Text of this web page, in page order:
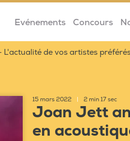
Evénements Concours
L'actualité de vos artistes
15 mars 2022 2 min 17 sec
Joan Jett
en